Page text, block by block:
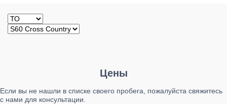
Цены
Если вы не нашли в списке своего пробега, пожалуйста свяжитесь
с нами для консультации.